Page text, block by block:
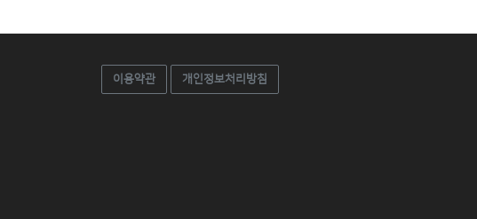
이용약관 개인정보처리방침